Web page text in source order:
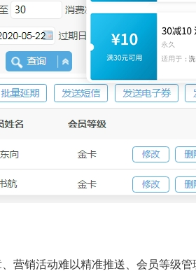
营销活动难以精准推送、会员等级